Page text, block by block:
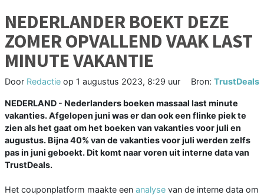
NEDERLANDER BOEKT DEZE
ZOMER OPVALLEND VAAK LAST
MINUTE VAKANTIE
Door Redactie op 1 augustus 2023, 8:29 uur Bron: TrustDeals
NEDERLAND - Nederlanders boeken massaal last minute
vakanties. Afgelopen juni was er dan ook een flinke piek te
zien als het gaat om het boeken van vakanties voor juli en
augustus. Bijna 40% van de vakanties voor juli werden zelfs
pas in juni geboekt. Dit komt naar voren uit interne data van
TrustDeals.
Het couponplatform maakte een analyse van de interne data om